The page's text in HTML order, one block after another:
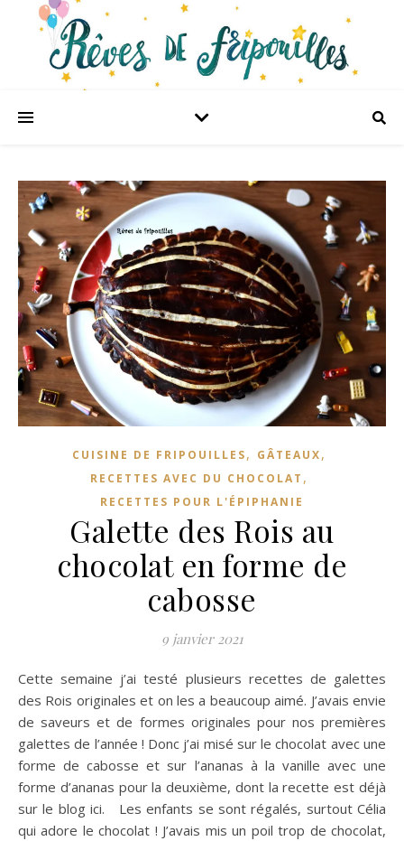
CUISINE DE FRIPOUILLES, GÂTEAUX,
RECETTES AVEC DU CHOCOLAT ,
RECETTES POUR L'ÉPIPHANIE
Galette des Rois au
chocolat en forme de
cabosse
9 janvier 2021
Cette semaine j’ai testé plusieurs recettes de galettes
des Rois originales et on les a beaucoup aimé. J’avais envie
de saveurs et de formes originales pour nos premières
galettes de l’année ! Donc j’ai misé sur le chocolat avec une
forme de cabosse et sur l’ananas à la vanille avec une
forme d’ananas pour la deuxième, dont la recette est déjà
sur le blog ici. Les enfants se sont régalés, surtout Célia
qui adore le chocolat ! J’avais mis un poil trop de chocolat,